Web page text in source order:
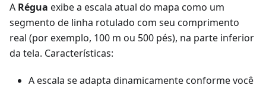
A Régua exibe a escala atual do mapa como um
segmento de linha rotulado com seu comprimento
real (por exemplo, 100 m ou 500 pés), na parte inferior
da tela. Características:
A escala se adapta dinamicamente conforme você